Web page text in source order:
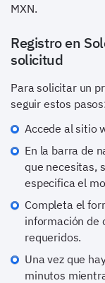
MXN.
Registro en
solicitud
Para solicitar un
seguir estos
Accede al sitio
En la barra de navegación, elige la cantidad de dinero
que necesitas,
especifica el
Completa el formulario de registro proporcionando tu
información de
requeridos.
Una vez que hayas enviado la solicitud, espera unos
minutos